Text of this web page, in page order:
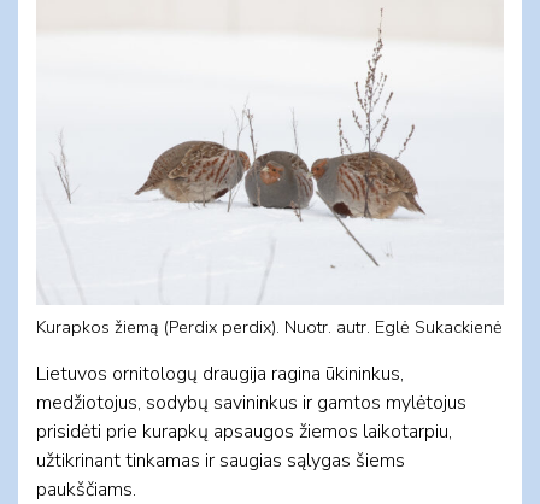
Kurapkos žiemą (Perdix perdix). Nuotr. autr. Eglė Sukackienė
Lietuvos ornitologų draugija ragina ūkininkus,
medžiotojus, sodybų savininkus ir gamtos mylėtojus
prisidėti prie kurapkų apsaugos žiemos laikotarpiu,
užtikrinant tinkamas ir saugias sąlygas šiems
paukščiams.